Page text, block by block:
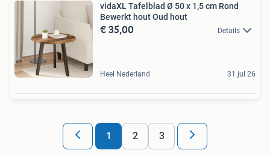
vidaXL Tafelblad Ø 50 x 1,5 cm Rond
Bewerkt hout Oud hout
€ 35,00 Details
Heel Nederland 31 jul 26
1 2 3